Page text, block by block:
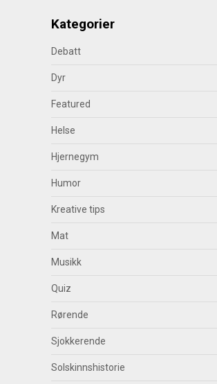
Kategorier
Debatt
Dyr
Featured
Helse
Hjernegym
Humor
Kreative tips
Mat
Musikk
Quiz
Rørende
Sjokkerende
Solskinnshistorie